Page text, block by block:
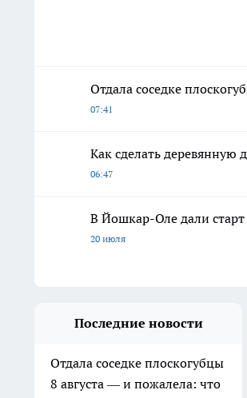
Отдала соседке
07:41
Как сделать
06:47
В Йошкар-Оле дали
20 июля
Последние новости
Отдала соседке плоскогубцы
8 августа — и пожалела: что